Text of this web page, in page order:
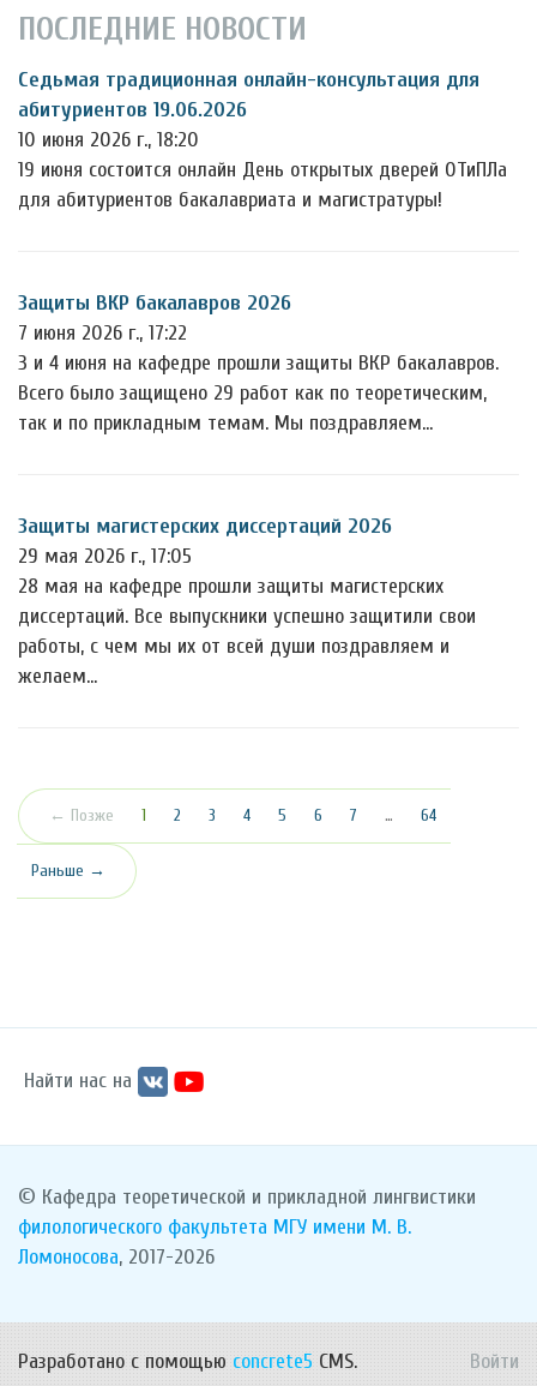
ПОСЛЕДНИЕ НОВОСТИ
Седьмая традиционная онлайн-консультация для
абитуриентов 19.06.2026
10 июня 2026 г., 18:20
19 июня состоится онлайн День открытых дверей ОТиПЛа
для абитуриентов бакалавриата и магистратуры!
Защиты ВКР бакалавров 2026
7 июня 2026 г., 17:22
3 и 4 июня на кафедре прошли защиты ВКР бакалавров.
Всего было защищено 29 работ как по теоретическим,
так и по прикладным темам. Мы поздравляем…
Защиты магистерских диссертаций 2026
29 мая 2026 г., 17:05
28 мая на кафедре прошли защиты магистерских
диссертаций. Все выпускники успешно защитили свои
работы, с чем мы их от всей души поздравляем и
желаем…
← Позже 1 (текущая)
2 3 4 5 6 7 … 64
Раньше →
Найти нас на
© Кафедра теоретической и прикладной лингвистики
филологического факультета МГУ имени М. В.
Ломоносова, 2017-2026
Разработано с помощью concrete5 CMS. Войти